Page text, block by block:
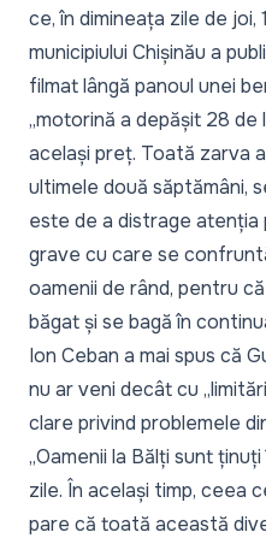
ce, în dimineața zile de joi,
municipiului Chișinău a
filmat lângă panoul unei
„motorină a depășit 28 de
același preț. Toată zarva
ultimele două săptămâni,
este de a distrage atenția
grave cu care se
oamenii de rând, pentru
băgat și se bagă în
Ion Ceban a mai spus că
nu ar veni decât cu
clare privind problemele
„Oamenii la Bălți sunt
zile. În același timp, ceea
pare că toată această